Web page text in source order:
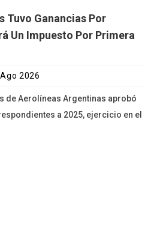
Tuvo Ganancias Por
Un Impuesto Por Primera
2026
de Aerolíneas Argentinas aprobó
a 2025, ejercicio en el